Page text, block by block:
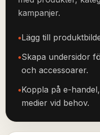
kampanjer.
Lägg till
Skapa undersidor
och accessoarer.
Koppla på e-
medier vid behov.